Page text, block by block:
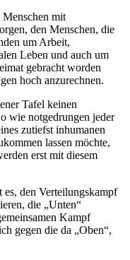
Menschen mit
den Menschen, die
um Arbeit,
Leben und auch um
gebracht worden
hoch anzurechnen.
Tafel keinen
wie notgedrungen jeder
zutiefst inhumanen
lassen möchte,
erst mit diesem
es, den Verteilungskampf
die „Unten“
Kampf
gegen die da „Oben“,